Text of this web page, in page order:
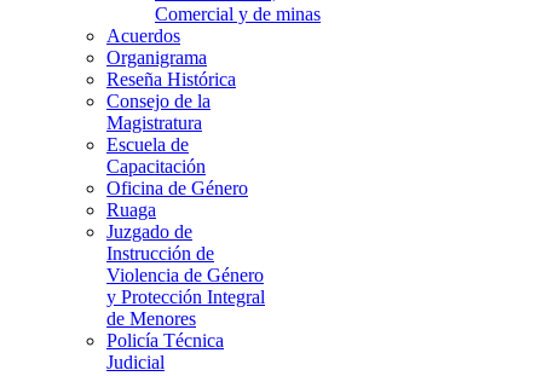
Comercial y de minas
Acuerdos
Organigrama
Reseña Histórica
Consejo de la
Magistratura
Escuela de
Capacitación
Oficina de Género
Ruaga
Juzgado de
Instrucción de
Violencia de Género
y Protección Integral
de Menores
Policía Técnica
Judicial